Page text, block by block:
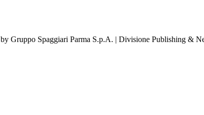
Gruppo Spaggiari Parma S.p.A. | Divisione Publishing &